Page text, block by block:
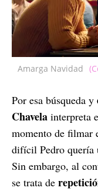
Amarga Navidad
Por esa búsqueda y
Chavela interpreta
momento de filmar
difícil Pedro quería
Sin embargo, al
se trata de